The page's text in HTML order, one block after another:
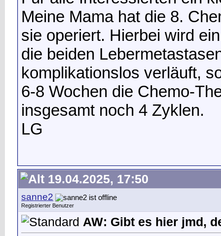
Meine Mama hat die 8.
sie operiert. Hierbei wird
die beiden
komplikationslos verläuft,
6-8 Wochen die Chemo-
insgesamt noch 4 Zyklen.
LG
19.04.2025, 17:50
sanne2
Registrierter Benutzer
AW: Gibt es hier jmd,